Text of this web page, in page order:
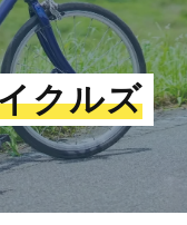
クルズ